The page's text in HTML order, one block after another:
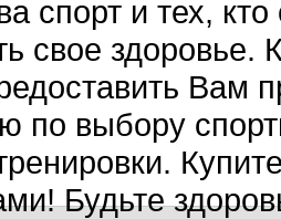
спорт и тех,
свое
Вам
по выбору
Будьте